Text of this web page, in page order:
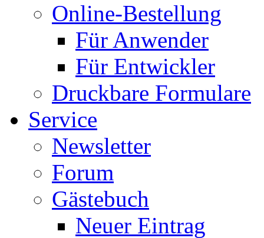
Online-Bestellung
Für Anwender
Für Entwickler
Druckbare Formulare
Service
Newsletter
Forum
Gästebuch
Neuer Eintrag